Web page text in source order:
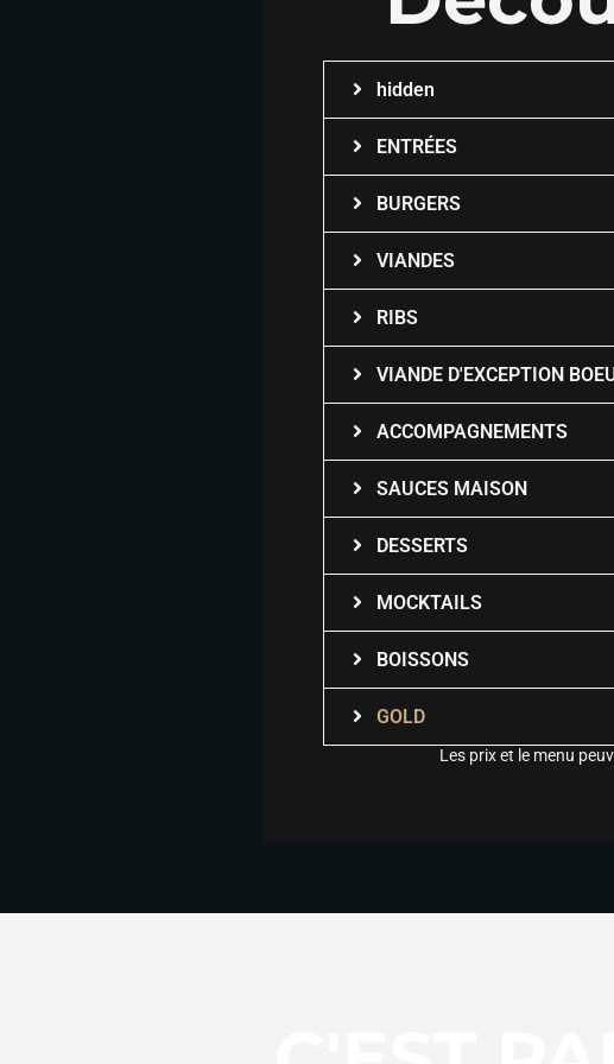
hidden
ENTRÉES
BURGERS
VIANDES
RIBS
VIANDE D'EXCEPTION
ACCOMPAGNEMENTS
SAUCES MAISON
DESSERTS
MOCKTAILS
BOISSONS
GOLD
Les prix et le menu